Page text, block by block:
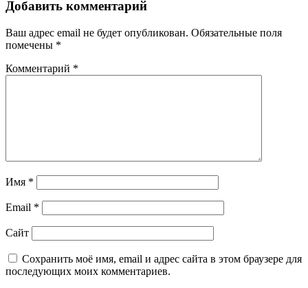
Добавить комментарий
Ваш адрес email не будет опубликован. Обязательные поля
помечены *
Комментарий *
Имя *
Email *
Сайт
Сохранить моё имя, email и адрес сайта в этом браузере для
последующих моих комментариев.